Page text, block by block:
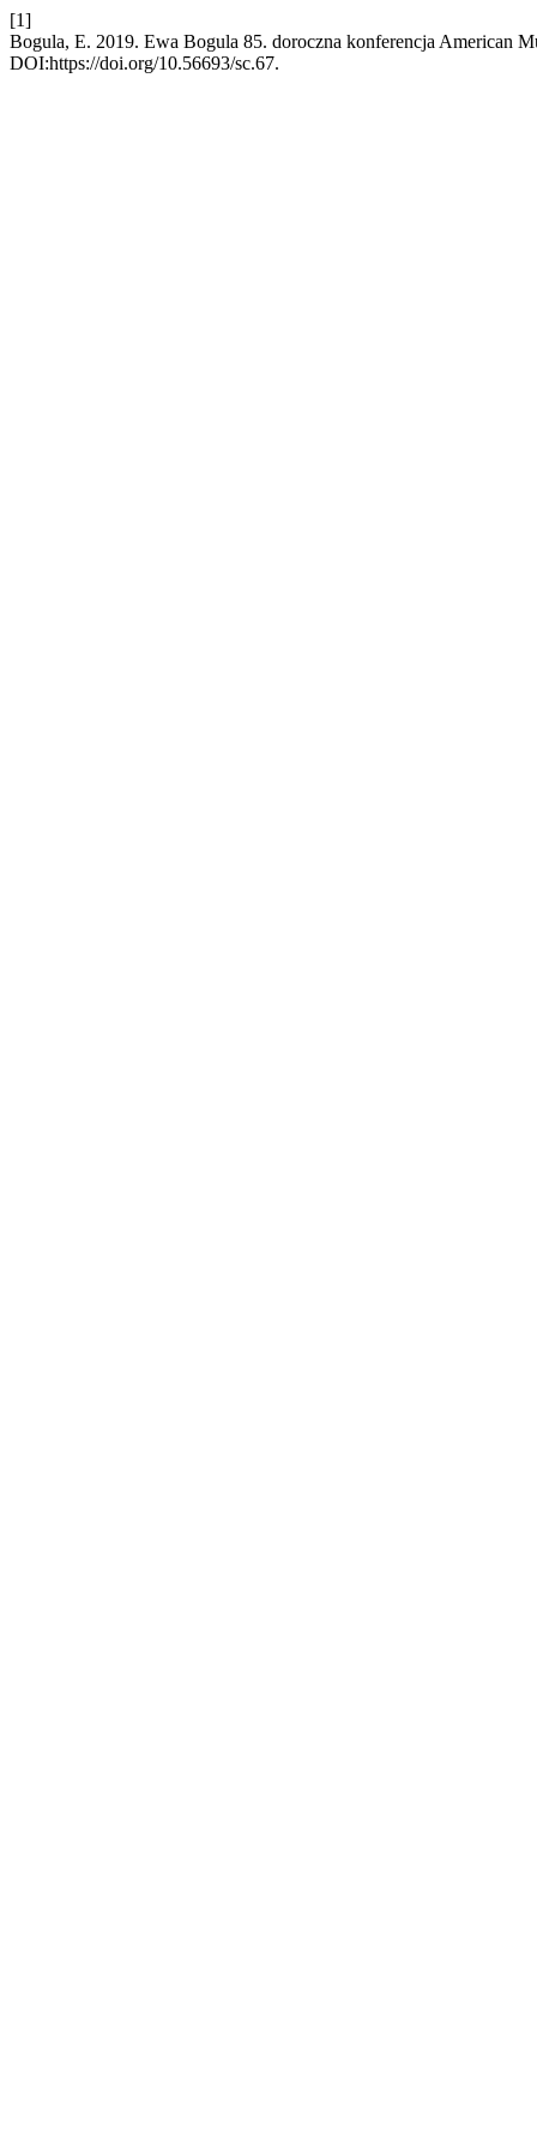
[1]
Bogula, E. 2019. Ewa Bogula 85. doroczna konferencja American
DOI:https://doi.org/10.56693/sc.67.